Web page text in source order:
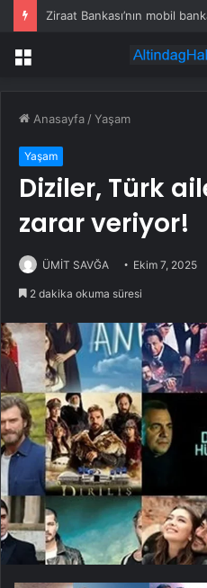
Menü
Anasayfa /Yaşam
Yaşam
Diziler, Türk
zarar veriyor!
ÜMİT SAVĞA Ekim 7, 2025
2 dakika okuma süresi